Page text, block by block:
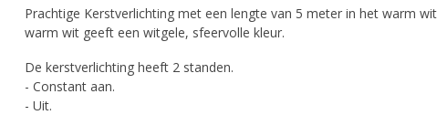
Prachtige Kerstverlichting met een lengte van 5 meter in het warm
warm wit geeft een witgele, sfeervolle kleur.
De kerstverlichting heeft 2 standen.
- Constant aan.
- Uit.